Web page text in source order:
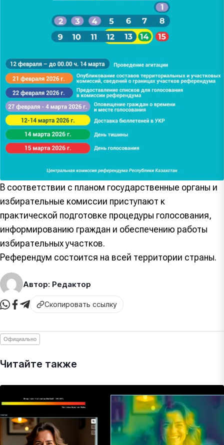
В соответствии с планом государственные органы и
избирательные комиссии приступают к
практической подготовке процедуры голосования,
информированию граждан и обеспечению работы
избирательных участков.
Референдум состоится на всей территории страны.
Автор: Редактор
Скопировать ссылку
Официально
Читайте также